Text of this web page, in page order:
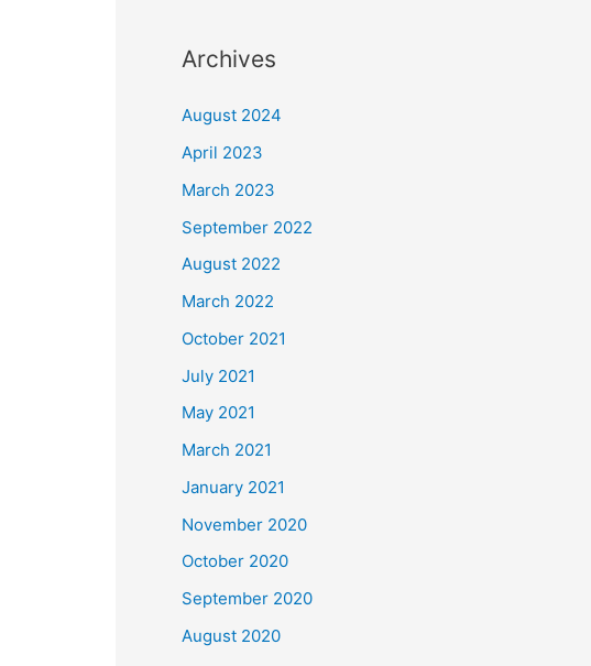
Archives
August 2024
April 2023
March 2023
September 2022
August 2022
March 2022
October 2021
July 2021
May 2021
March 2021
January 2021
November 2020
October 2020
September 2020
August 2020